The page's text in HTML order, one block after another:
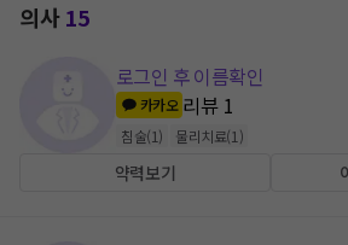
의사15
로그인 후 이름확인
카카오 리뷰 1
침술(1) 물리치료(1 )
약력보기